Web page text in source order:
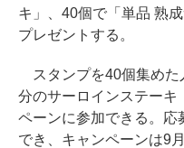
キ」、40個で「単品 熟
プレゼントする。
スタンプを40個集めた
分のサーロインステーキ
ペーンに参加できる。応
でき、キャンペーンは9